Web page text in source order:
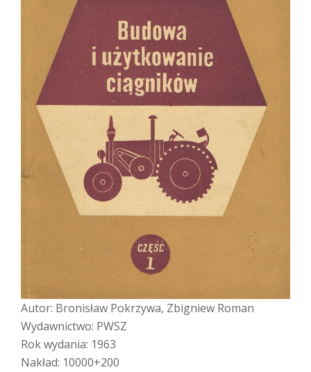
Autor: Bronisław Pokrzywa, Zbigniew Roman
Wydawnictwo: PWSZ
Rok wydania: 1963
Nakład: 10000+200